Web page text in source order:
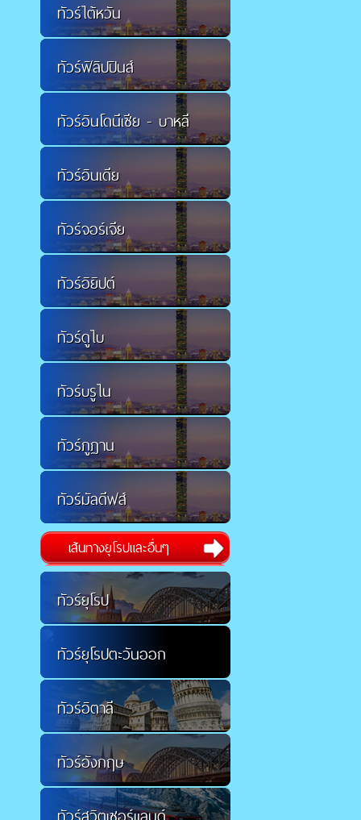
ทัวร์ไต้หวัน
ทัวร์ฟิลิปปินส์
ทัวร์อินโดนีเซีย - บาหลี
ทัวร์อินเดีย
ทัวร์จอร์เจีย
ทัวร์อิยิปต์
ทัวร์ดูไบ
ทัวร์บรูไน
ทัวร์ภูฏาน
ทัวร์มัลดีฟส์
เส้นทางยุโรปและอื่นๆ
ทัวร์ยุโรป
ทัวร์ยุโรปตะวันออก
ทัวร์อิตาลี
ทัวร์อังกฤษ